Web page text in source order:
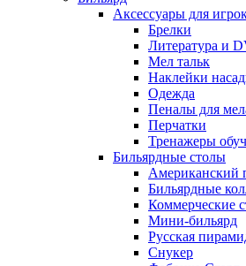
Аксессуары для
Брелки
Литература и
Мел тальк
Наклейки
Одежда
Пеналы для
Перчатки
Тренажеры
Бильярдные столы
Американский
Бильярдные
Коммерческие
Мини-бильярд
Русская
Снукер